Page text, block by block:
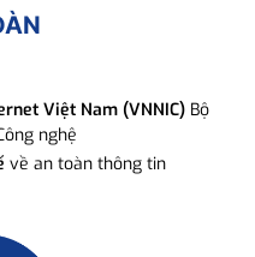
Việt Nam (VNNIC) Bộ
nghệ
về an toàn thông tin